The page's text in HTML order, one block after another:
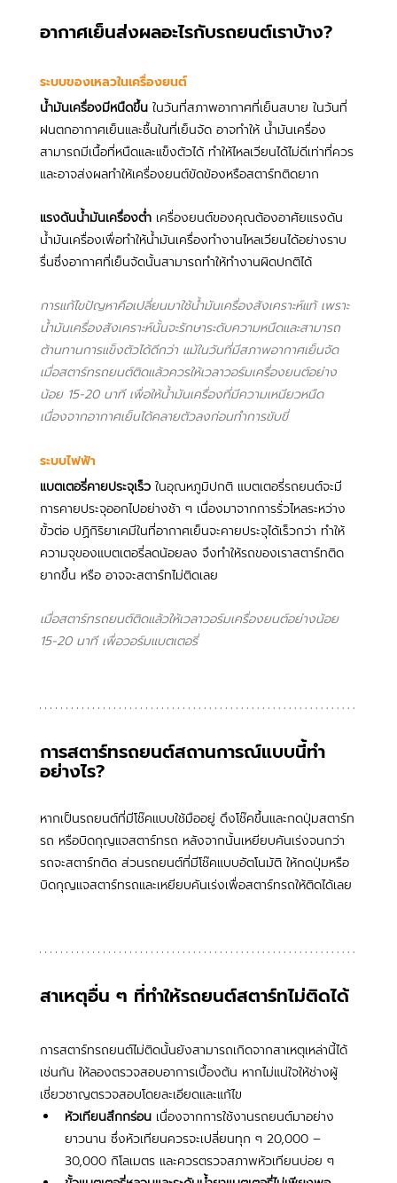
อากาศเย็นส่งผลอะไรกับรถยนต์เราบ้าง?
ระบบของเหลวในเครื่องยนต์
น้ำมันเครื่องมีหนืดขึ้น ในวันที่สภาพอากาศที่เย็นสบาย ในวันที่
ฝนตกอากาศเย็นและชื้นในที่เย็นจัด อาจทำให้ น้ำมันเครื่อง
สามารถมีเนื้อที่หนืดและแข็งตัวได้ ทำให้ไหลเวียนได้ไม่ดีเท่าที่ควร
และอาจส่งผลทำให้เครื่องยนต์ขัดข้องหรือสตาร์ทติดยาก
แรงดันน้ำมันเครื่องต่ำ เครื่องยนต์ของคุณต้องอาศัยแรงดัน
น้ำมันเครื่องเพื่อทำให้น้ำมันเครื่องทำงานไหลเวียนได้อย่างราบ
รื่นซึ่งอากาศที่เย็นจัดนั้นสามารถทำให้ทำงานผิดปกติได้
การแก้ไขปัญหาคือเปลี่ยนมาใช้น้ำมันเครื่องสังเคราะห์แท้ เพราะ
น้ำมันเครื่องสังเคราะห์นั้นจะรักษาระดับความหนืดและสามารถ
ต้านทานการแข็งตัวได้ดีกว่า แม้ในวันที่มีสภาพอากาศเย็นจัด
เมื่อสตาร์ทรถยนต์ติดแล้วควรให้เวลาวอร์มเครื่องยนต์อย่าง
น้อย 15-20 นาที เพื่อให้น้ำมันเครื่องที่มีความเหนียวหนืด
เนื่องจากอากาศเย็นได้คลายตัวลงก่อนทำการขับขี่
ระบบไฟฟ้า
แบตเตอรี่คายประจุเร็ว ในอุณหภูมิปกติ แบตเตอรี่รถยนต์จะมี
การคายประจุออกไปอย่างช้า ๆ เนื่องมาจากการรั่วไหลระหว่าง
ขั้วต่อ ปฏิกิริยาเคมีในที่อากาศเย็นจะคายประจุได้เร็วกว่า ทำให้
ความจุของแบตเตอรี่ลดน้อยลง จึงทำให้รถของเราสตาร์ทติด
ยากขึ้น หรือ อาจจะสตาร์ทไม่ติดเลย
เมื่อสตาร์ทรถยนต์ติดแล้วให้เวลาวอร์มเครื่องยนต์อย่างน้อย
15-20 นาที เพื่อวอร์มแบตเตอรี่
การสตาร์ทรถยนต์สถานการณ์แบบนี้ทำ
อย่างไร?
หากเป็นรถยนต์ที่มีโช๊คแบบใช้มืออยู่ ดึงโช๊คขึ้นและกดปุ่มสตาร์ท
รถ หรือบิดกุญแจสตาร์ทรถ หลังจากนั้นเหยียบคันเร่งจนกว่า
รถจะสตาร์ทติด ส่วนรถยนต์ที่มีโช๊คแบบอัตโนมัติ ให้กดปุ่มหรือ
บิดกุญแจสตาร์ทรถและเหยียบคันเร่งเพื่อสตาร์ทรถให้ติดได้เลย
สาเหตุอื่น ๆ ที่ทำให้รถยนต์สตาร์ทไม่ติดได้
การสตาร์ทรถยนต์ไม่ติดนั้นยังสามารถเกิดจากสาเหตุเหล่านี้ได้
เช่นกัน ให้ลองตรวจสอบอาการเบื้องต้น หากไม่แน่ใจให้ช่างผู้
เชี่ยวชาญตรวจสอบโดยละเอียดและแก้ไข
หัวเทียนสึกกร่อน เนื่องจากการใช้งานรถยนต์มาอย่าง
ยาวนาน ซึ่งหัวเทียนควรจะเปลี่ยนทุก ๆ 20,000 –
30,000 กิโลเมตร และควรตรวจสภาพหัวเทียนบ่อย ๆ